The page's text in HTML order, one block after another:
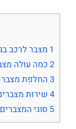
1 מצבר לרכב
2 כמה עולה
3 החלפת מצבר
4 שירות
5 סוגי